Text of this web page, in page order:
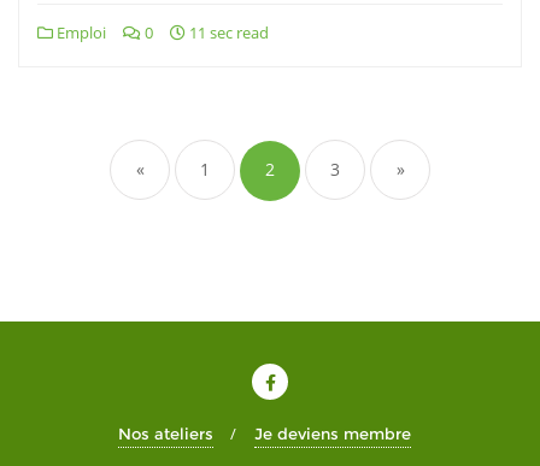
Emploi 0 11 sec read
« 1 2 3 »
Nos ateliers Je deviens membre